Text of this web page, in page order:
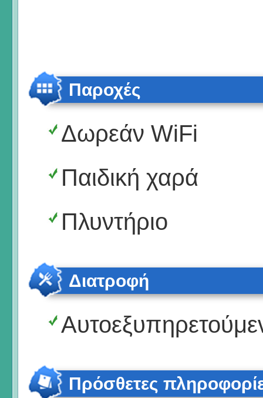
Παροχές
Δωρεάν WiFi
Παιδική χαρά
Πλυντήριο
Διατροφή
Πρόσθετες